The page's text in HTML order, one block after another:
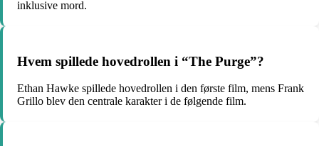
inklusive mord.
Hvem spillede hovedrollen i “The Purge”?
Ethan Hawke spillede hovedrollen i den første film, mens Frank
Grillo blev den centrale karakter i de følgende film.